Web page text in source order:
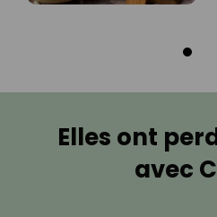
Elles ont
avec